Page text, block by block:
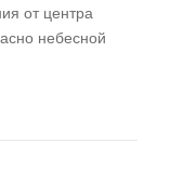
от центра
небесной